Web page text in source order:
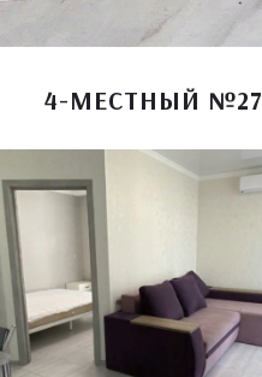
4-МЕСТНЫЙ №27